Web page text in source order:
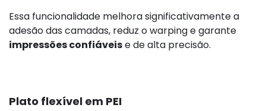
Essa funcionalidade melhora significativamente a
adesão das camadas, reduz o warping e garante
impressões confiáveise de alta precisão.
Plato flexível em PEI